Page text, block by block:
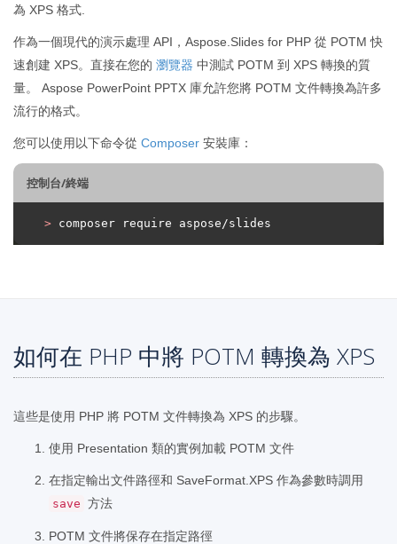
為 XPS 格式.
作為一個現代的演示處理 API，Aspose.Slides for PHP 從 POTM 快
速創建 XPS。直接在您的 瀏覽器 中測試 POTM 到 XPS 轉換的質
量。 Aspose PowerPoint PPTX 庫允許您將 POTM 文件轉換為許多
流行的格式。
您可以使用以下命令從 Composer 安裝庫：
控制台/終端
> composer require aspose/slides
如何在 PHP 中將 POTM 轉換為 XPS
這些是使用 PHP 將 POTM 文件轉換為 XPS 的步驟。
使用 Presentation 類的實例加載 POTM 文件
在指定輸出文件路徑和 SaveFormat.XPS 作為參數時調用
save 方法
POTM 文件將保存在指定路徑